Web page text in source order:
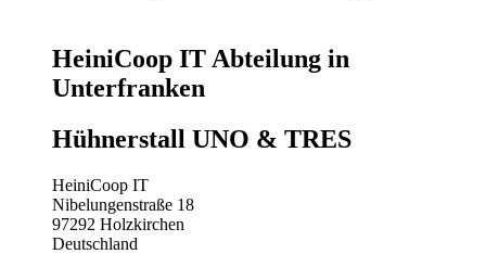
HeiniCoop IT Abteilung in
Unterfranken
Hühnerstall UNO & TRES
HeiniCoop IT
Nibelungenstraße 18
97292 Holzkirchen
Deutschland